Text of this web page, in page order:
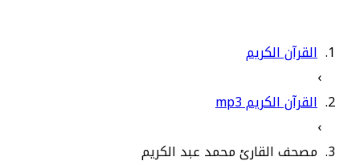
القرآن الكريم
›
القرآن الكريم mp3
›
مصحف القارئ محمد عبد الكريم